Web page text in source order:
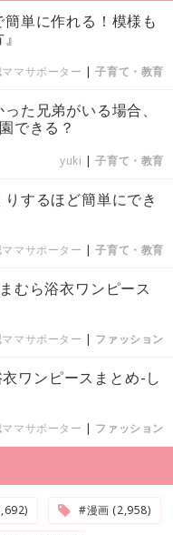
簡単に作れる！模様も
マサポーター |子育て・教育
た兄弟がいる場合、
できる？
yuki |子育て・教育
りするほど簡単にでき
マサポーター |子育て・教育
むら浴衣ワンピース
マサポーター | ファッション
ワンピースまとめ-し
マサポーター | ファッション
#漫画 (2,958)